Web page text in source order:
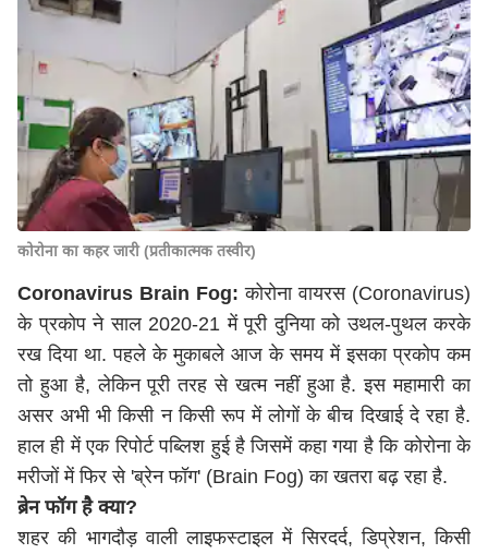
कोरोना का कहर जारी (प्रतीकात्मक तस्वीर)
Coronavirus Brain Fog: कोरोना वायरस (Coronavirus)
के प्रकोप ने साल 2020-21 में पूरी दुनिया को उथल-पुथल करके
रख दिया था. पहले के मुकाबले आज के समय में इसका प्रकोप कम
तो हुआ है, लेकिन पूरी तरह से खत्म नहीं हुआ है. इस महामारी का
असर अभी भी किसी न किसी रूप में लोगों के बीच दिखाई दे रहा है.
हाल ही में एक रिपोर्ट पब्लिश हुई है जिसमें कहा गया है कि कोरोना के
मरीजों में फिर से 'ब्रेन फॉग' (Brain Fog) का खतरा बढ़ रहा है.
ब्रेन फॉग है क्या?
शहर की भागदौड़ वाली लाइफस्टाइल में सिरदर्द, डिप्रेशन, किसी